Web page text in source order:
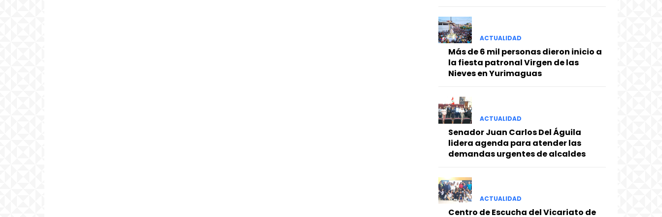
ACTUALIDAD
Más de 6 mil personas dieron inicio a
la fiesta patronal Virgen de las
Nieves en Yurimaguas
ACTUALIDAD
Senador Juan Carlos Del Águila
lidera agenda para atender las
demandas urgentes de alcaldes
ACTUALIDAD
Centro de Escucha del Vicariato de